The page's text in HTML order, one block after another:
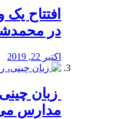
افتتاح
در
اکتبر 22, 2019
زبان
مدارس